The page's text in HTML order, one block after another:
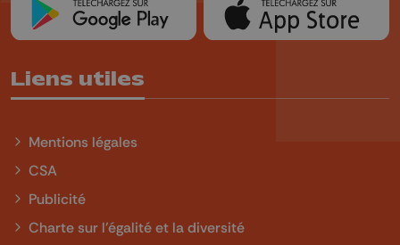
Liens utiles
Mentions légales
CSA
Publicité
Charte sur l'égalité et la diversité